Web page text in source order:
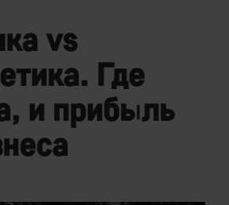
vs
Где
и прибыль